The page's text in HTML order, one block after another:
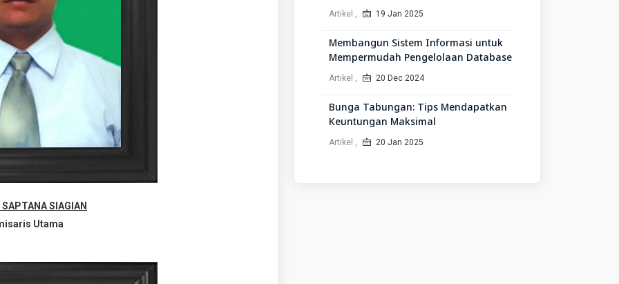
SAPTANA SIAGIAN
Utama
Artikel 19 Jan 2025
Membangun Sistem Informasi untuk
Mempermudah Pengelolaan Database
Artikel 20 Dec 2024
Bunga Tabungan: Tips Mendapatkan
Keuntungan Maksimal
Artikel 20 Jan 2025